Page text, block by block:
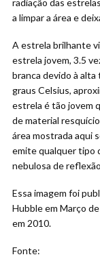
radiação das
a limpar a área e
A estrela brilhante
estrela jovem, 3.5
branca devido à
graus Celsius,
estrela é tão jovem
de material
área mostrada aqui
emite qualquer tipo
nebulosa de
Essa imagem foi
Hubble em Março
em 2010.
Fonte: